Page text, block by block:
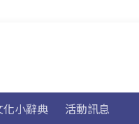
化小辭典 活動訊息